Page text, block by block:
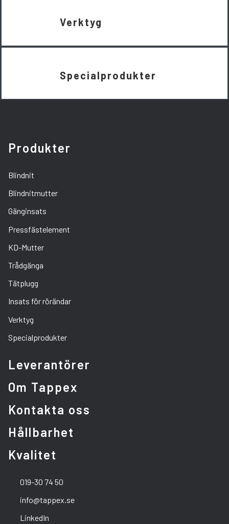
Verktyg
Specialprodukter
Produkter
Blindnit
Blindnitmutter
Gänginsats
Pressfästelement
KD-Mutter
Trådgänga
Tätplugg
Insats för rörändar
Verktyg
Specialprodukter
Leverantörer
Om Tappex
Kontakta oss
Hållbarhet
Kvalitet
019-30 74 50
info@tappex.se
LinkedIn